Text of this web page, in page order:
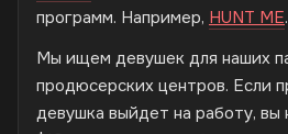
программ. Например, HUNT ME.
Мы ищем девушек для наших
продюсерских центров. Если
девушка выйдет на работу, вы